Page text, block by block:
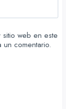
web en este
comentario.